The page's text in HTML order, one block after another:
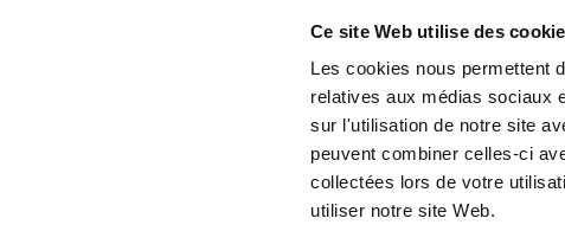
Ce site Web utilise des
Les cookies nous permettent
relatives aux médias sociaux
sur l'utilisation de notre site
peuvent combiner celles-ci
collectées lors de votre
utiliser notre site Web.